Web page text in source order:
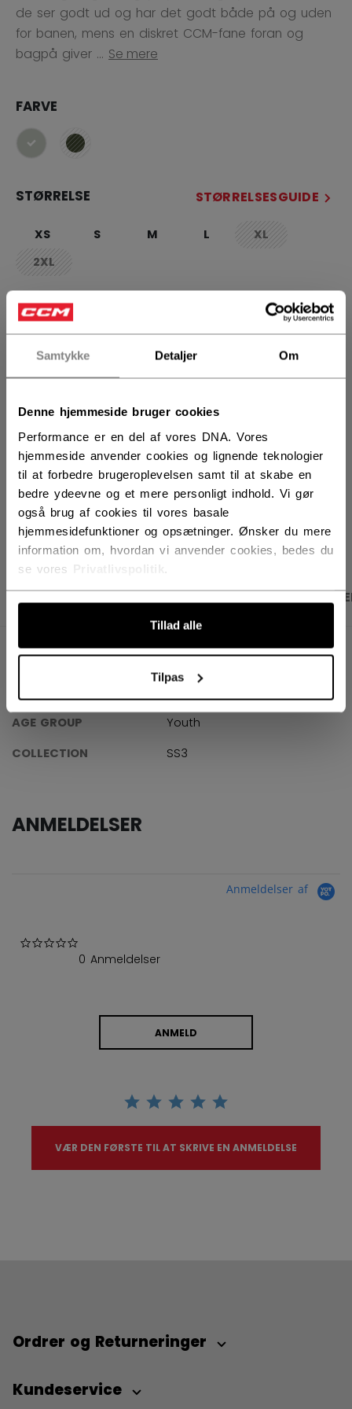
Samtykke Detaljer Om
Denne hjemmeside bruger cookies
Performance er en del af vores DNA. Vores
hjemmeside anvender cookies og lignende teknologier
til at forbedre brugeroplevelsen samt til at skabe en
bedre ydeevne og et mere personligt indhold. Vi gør
også brug af cookies til vores basale
hjemmesidefunktioner og opsætninger. Ønsker du mere
information om, hvordan vi anvender cookies, bedes du
se vores
Tillad alle
Tilpas
de ser godt ud og har det godt både på og uden
for banen, mens en diskret CCM-fane foran og
bagpå giver ... Se mere
FARVE
selected
STØRRELSE STØRRELSESGUIDE
XS S M L XLnot.available
2XLnot.available
ANTAL
LÆG I KURV
FIND I BUTIK
Leveringsvilkår Gratis retur
PRODUKTBILLEDER SPECIFIKATIONER
SPECIFIKATIONER
AGE GROUP
Youth
COLLECTION
SS3
ANMELDELSER
Anmeldelser af
0 Anmeldelser
ANMELD
VÆR DEN FØRSTE TIL AT SKRIVE EN ANMELDELSE
Ordrer og Returneringer
Kundeservice